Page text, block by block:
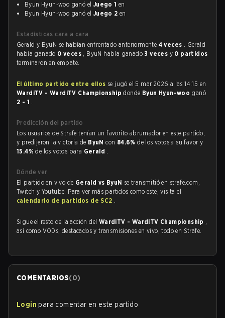
Byun Hyun-woo ganó el Juego 1 en
Byun Hyun-woo ganó el Juego 2 en
Estadísticas cara a cara
Gerald y ByuN se habían enfrentado anteriormente 4 veces . Gerald
había ganado 0 veces , ByuN había ganado3 veces y 0 partidos
terminaron en empate.
El último partido entre ellos se jugó el 5 mar 2026 a las 14:15 en
WardiTV - WardiTV Championshipdonde Byun Hyun-woo ganó
2 - 1 .
Predicción del partido
Los usuarios de Strafe tenían un favorito abrumador en este partido,
y predijeron la victoria de ByuNcon 84.6%de los votos a su favor y
15.4%de los votos para Gerald .
Dónde ver
El partido en vivo de Gerald vs ByuN se transmitió en strafe.com,
Twitch y Youtube. Para ver más partidos como este, visita el
calendario de partidos de SC2 .
Sigue el resto de la acción del WardiTV - WardiTV Championship ,
así como VODs, destacados y transmisiones en vivo, todo en Strafe.
COMENTARIOS(0)
Login para comentar en este partido